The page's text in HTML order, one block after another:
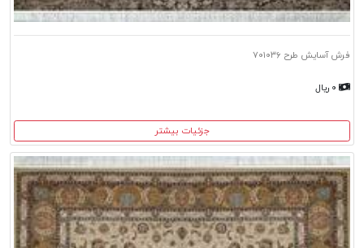
فرش آسایش طرح ۷۰۱۰۳۶
جزئیات بیشتر